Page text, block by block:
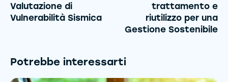
Valutazione di
Vulnerabilità Sismica
trattamento e
riutilizzo per una
Gestione Sostenibile
Potrebbe interessarti